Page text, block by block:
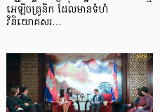
អេឡិចត្រូនិក ដែលមានទំហំ
វិនិយោគសរ…